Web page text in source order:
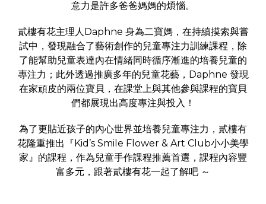
意力是許多爸爸媽媽的煩惱。
貳樓有花主理人Daphne 身為二寶媽，在持續摸索與嘗
試中，發現融合了藝術創作的兒童專注力訓練課程，除
了能幫助兒童表達內在情緒同時循序漸進的培養兒童的
專注力；此外透過推廣多年的兒童花藝，Daphne 發現
在家頑皮的兩位寶貝，在課堂上與其他參與課程的寶貝
們都展現出高度專注與投入！
為了更貼近孩子的內心世界並培養兒童專注力，貳樓有
花隆重推出『Kid’s Smile Flower & Art Club小小美學
家』的課程，作為兒童手作課程推薦首選，課程內容豐
富多元，跟著貳樓有花一起了解吧 ～